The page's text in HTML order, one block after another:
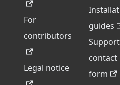
For
contributors
Legal notice
guides
Support
contact
form